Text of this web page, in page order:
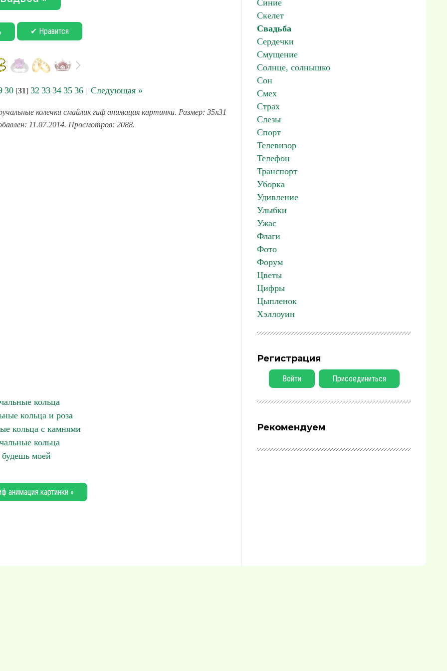
✔ Нравится
30[31] 32 33 34 35 36| Следующая »
колечки смайлик гиф анимация картинки. Размер: 35x31
11.07.2014. Просмотров: 2088.
кольца
кольца и роза
кольца с камнями
кольца
моей
анимация картинки »
Синие
Скелет
Свадьба
Сердечки
Смущение
Солнце, солнышко
Сон
Смех
Страх
Слезы
Спорт
Телевизор
Телефон
Транспорт
Уборка
Удивление
Улыбки
Ужас
Флаги
Фото
Форум
Цветы
Цифры
Цыпленок
Хэллоуин
Регистрация
Войти Присоединиться
Рекомендуем